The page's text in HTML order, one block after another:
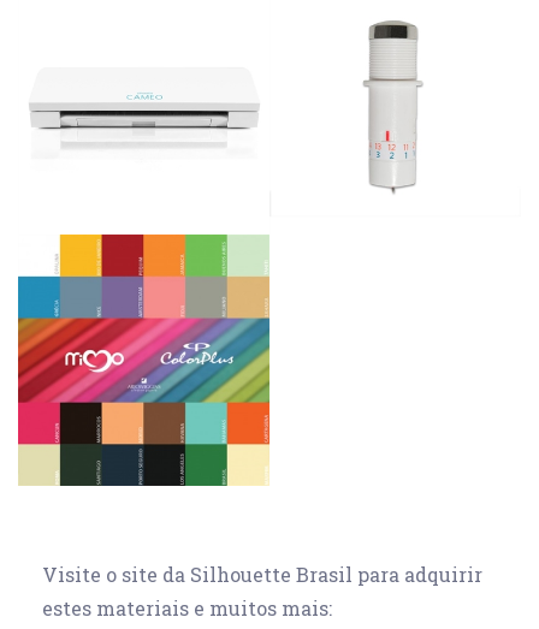
Visite o site da Silhouette Brasil para adquirir
estes materiais e muitos mais: